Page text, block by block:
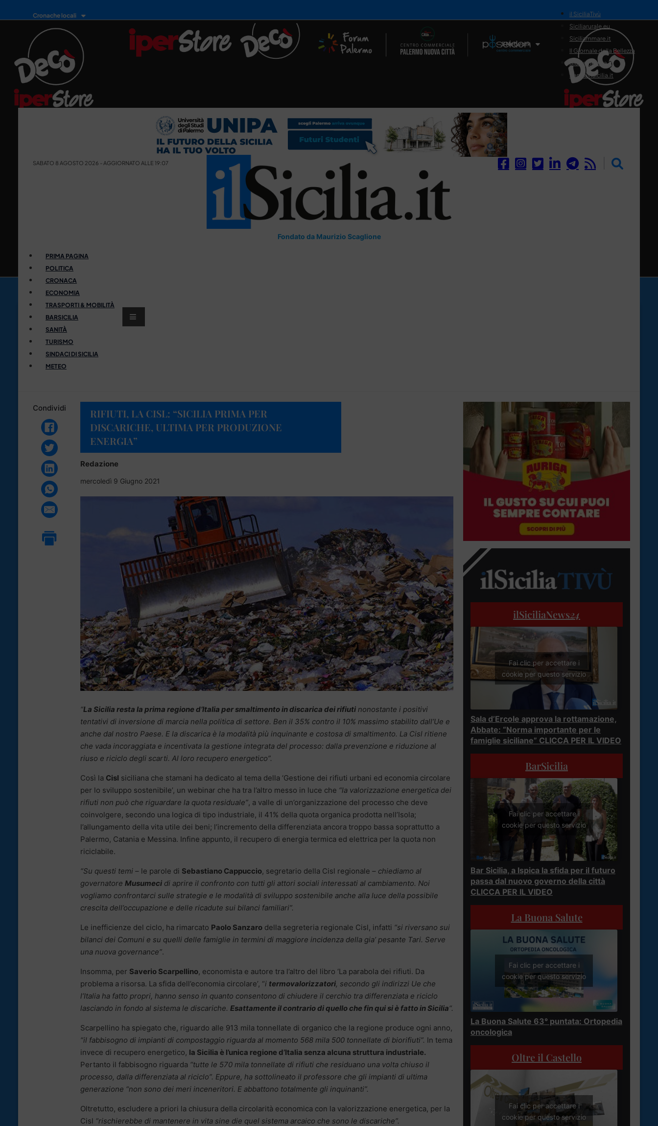
Cronache locali
Il Network
il SiciliaTivù
Siciliarurale.eu
Siciliammare.it
Il Giornale della Bellezza
Siciliamedica.it
Sanitainsicilia.it
SABATO 8 AGOSTO 2026 - AGGIORNATO ALLE 19:07
Fondato da Maurizio Scaglione
PRIMA PAGINA
POLITICA
CRONACA
ECONOMIA
TRASPORTI & MOBILITÀ
BARSICILIA
SANITÀ
TURISMO
SINDACI DI SICILIA
METEO
Condividi
RIFIUTI, LA CISL: “SICILIA PRIMA PER
DISCARICHE, ULTIMA PER PRODUZIONE
ENERGIA”
Redazione
mercoledì 9 Giugno 2021
“La Sicilia resta la prima regione d’Italia per smaltimento in discarica dei rifiuti nonostante i positivi
tentativi di inversione di marcia nella politica di settore. Ben il 35% contro il 10% massimo stabilito dall’Ue e
anche dal nostro Paese. E la discarica è la modalità più inquinante e costosa di smaltimento. La Cisl ritiene
che vada incoraggiata e incentivata la gestione integrata del processo: dalla prevenzione e riduzione al
riuso e riciclo degli scarti. Al loro recupero energetico”.
Così la Cisl siciliana che stamani ha dedicato al tema della ‘Gestione dei rifiuti urbani ed economia circolare
per lo sviluppo sostenibile’, un webinar che ha tra l’altro messo in luce che “la valorizzazione energetica dei
rifiuti non può che riguardare la quota residuale”, a valle di un’organizzazione del processo che deve
coinvolgere, secondo una logica di tipo industriale, il 41% della quota organica prodotta nell’Isola;
l’allungamento della vita utile dei beni; l’incremento della differenziata ancora troppo bassa soprattutto a
Palermo, Catania e Messina. Infine appunto, il recupero di energia termica ed elettrica per la quota non
riciclabile.
“Su questi temi – le parole di Sebastiano Cappuccio, segretario della Cisl regionale – chiediamo al
governatore Musumeci di aprire il confronto con tutti gli attori sociali interessati al cambiamento. Noi
vogliamo confrontarci sulle strategie e le modalità di sviluppo sostenibile anche alla luce della possibile
crescita dell’occupazione e delle ricadute sui bilanci familiari”.
Le inefficienze del ciclo, ha rimarcato Paolo Sanzaro della segreteria regionale Cisl, infatti “si riversano sui
bilanci dei Comuni e su quelli delle famiglie in termini di maggiore incidenza della gia’ pesante Tari. Serve
una nuova governance”.
Insomma, per Saverio Scarpellino, economista e autore tra l’altro del libro ‘La parabola dei rifiuti. Da
problema a risorsa. La sfida dell’economia circolare’, “i termovalorizzatori, secondo gli indirizzi Ue che
l’Italia ha fatto propri, hanno senso in quanto consentono di chiudere il cerchio tra differenziata e riciclo
lasciando in fondo al sistema le discariche. Esattamente il contrario di quello che fin qui si è fatto in Sicilia“.
Scarpellino ha spiegato che, riguardo alle 913 mila tonnellate di organico che la regione produce ogni anno,
“il fabbisogno di impianti di compostaggio riguarda al momento 568 mila 500 tonnellate di biorifiuti”. In tema
invece di recupero energetico, la Sicilia è l’unica regione d’Italia senza alcuna struttura industriale.
Pertanto il fabbisogno riguarda “tutte le 570 mila tonnellate di rifiuti che residuano una volta chiuso il
processo, dalla differenziata al riciclo”. Eppure, ha sottolineato il professore che gli impianti di ultima
generazione “non sono dei meri inceneritori. E abbattono totalmente gli inquinanti”.
Oltretutto, escludere a priori la chiusura della circolarità economica con la valorizzazione energetica, per la
Cisl “rischierebbe di mantenere in vita sine die quel sistema arcaico che sono le discariche”.
ilSiciliaNews24
Fai clic per accettare i
cookie per questo servizio
Sala d’Ercole approva la rottamazione,
Abbate: “Norma importante per le
famiglie siciliane” CLICCA PER IL VIDEO
BarSicilia
Fai clic per accettare i
cookie per questo servizio
Bar Sicilia, a Ispica la sfida per il futuro
passa dal nuovo governo della città
CLICCA PER IL VIDEO
La Buona Salute
Fai clic per accettare i
cookie per questo servizio
La Buona Salute 63° puntata: Ortopedia
oncologica
Oltre il Castello
Fai clic per accettare i
cookie per questo servizio